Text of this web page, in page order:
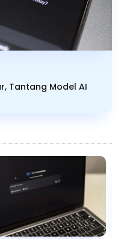
Tantang Model AI